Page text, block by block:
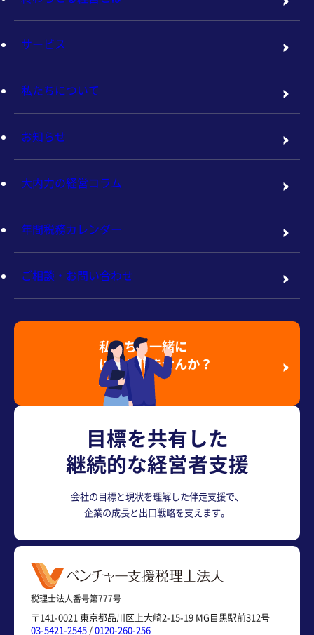
目標を共有した
継続的な経営者支援
会社の目標と現状を理解した伴走支援で、
企業の成長と出口戦略を支えます。
税理士法人番号第777号
〒141-0021 東京都品川区上大崎2-15-19 MG目黒駅前312号
03-5421-2545 /0120-260-256
サービス
私たちについて
お知らせ
大内力の経営コラム
年間税務カレンダー
ご相談・お問い合わせ
私たちと一緒に
はたらきませんか？
採用情報を見る